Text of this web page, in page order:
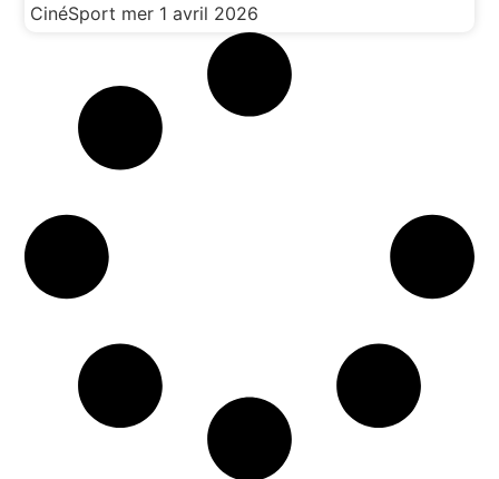
CinéSport mer 1 avril 2026